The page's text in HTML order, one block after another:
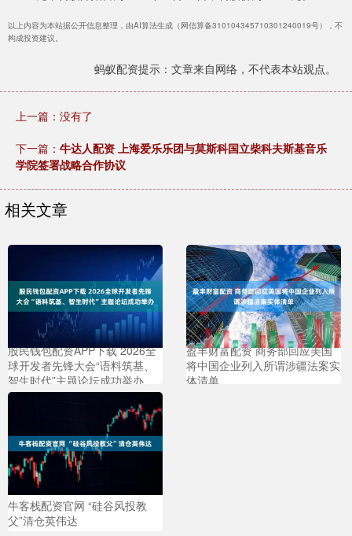
以上内容为本站据公开信息整理，由AI算法生成（网信算备310104345710301240019号），不
构成投资建议。
蚂蚁配资提示：文章来自网络，不代表本站观点。
上一篇：没有了
下一篇： 牛达人配资 上海爱乐乐团与莫斯科国立柴科夫斯基音乐
学院签署战略合作协议
相关文章
股民钱包配资APP下载 2026全
球开发者先锋大会“语料筑基、
智生时代”主题论坛成功举办
盈丰财富配资 商务部回应美国
将中国企业列入所谓涉疆法案实
体清单
牛客栈配资官网 “硅谷风投教
父”清仓英伟达